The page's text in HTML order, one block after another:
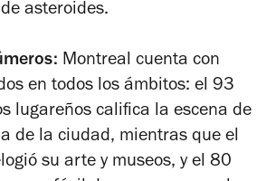
asteroides.
Montreal cuenta con
en todos los ámbitos: el 93
lugareños califica la escena de
de la ciudad, mientras que el
su arte y museos, y el 80